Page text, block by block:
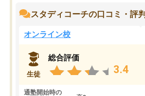
スタディコーチの口コミ・評判
オンライン校
生徒
総合評価
3.4
通塾開始時の